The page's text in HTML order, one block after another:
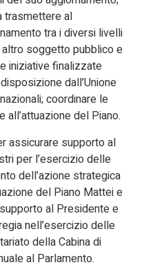
trasmettere al
tra i diversi livelli
soggetto pubblico e
iniziative finalizzate
dall’Unione
coordinare le
all’attuazione del Piano.
assicurare supporto al
per l’esercizio delle
dell’azione strategica
del Piano Mattei e
al Presidente e
nell’esercizio delle
della Cabina di
al Parlamento.